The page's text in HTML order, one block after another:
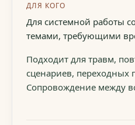
ДЛЯ КОГО
Для системной работы
темами, требующими
Подходит для травм,
сценариев, переходных
Сопровождение между